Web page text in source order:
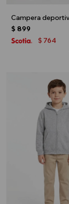
$ 899
$ 764